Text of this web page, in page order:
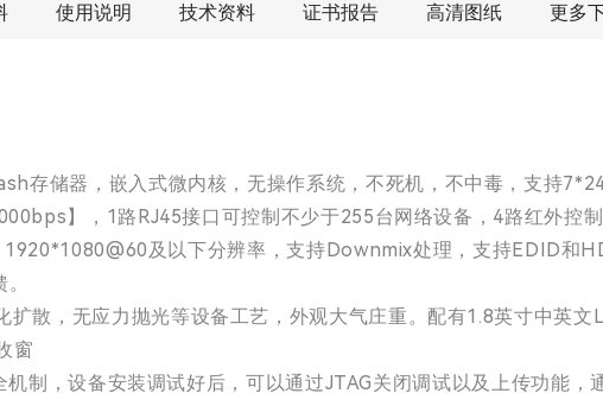
使用说明 技术资料 证书报告 高清图纸 更多
储器，嵌入式微内核，无操作系统，不死机，不中毒，支持7*24
】，1路RJ45接口可控制不少于255台网络设备，4路红外控
及以下分辨率，支持Downmix处理，支持EDID和
散，无应力抛光等设备工艺，外观大气庄重。配有1.8英寸中英文
窗
制，设备安装调试好后，可以通过JTAG关闭调试以及上传功能，